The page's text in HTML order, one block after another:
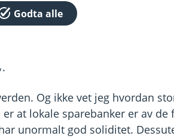
Og ikke vet jeg hvordan
at lokale sparebanker er av
unormalt god soliditet.
Godta alle